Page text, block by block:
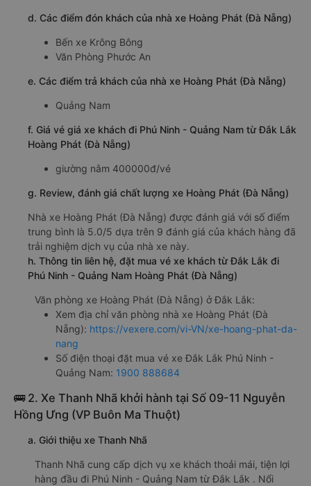
d. Các điểm đón khách của nhà xe Hoàng Phát (Đà Nẵng)
Bến xe Krông Bông
Văn Phòng Phước An
e. Các điểm trả khách của nhà xe Hoàng Phát (Đà Nẵng)
Quảng Nam
f. Giá vé giá xe khách đi Phú Ninh - Quảng Nam từ Đắk Lắk
Hoàng Phát (Đà Nẵng)
giường nằm 400000đ/vé
g. Review, đánh giá chất lượng xe Hoàng Phát (Đà Nẵng)
Nhà xe Hoàng Phát (Đà Nẵng) được đánh giá với số điểm
trung bình là 5.0/5 dựa trên 9 đánh giá của khách hàng đã
trải nghiệm dịch vụ của nhà xe này.
h. Thông tin liên hệ, đặt mua vé xe khách từ Đắk Lắk đi
Phú Ninh - Quảng Nam Hoàng Phát (Đà Nẵng)
Văn phòng xe Hoàng Phát (Đà Nẵng) ở Đắk Lắk:
Xem địa chỉ văn phòng nhà xe Hoàng Phát (Đà
Nẵng): https://vexere.com/vi-VN/xe-hoang-phat-da-
nang
Số điện thoại đặt mua vé xe Đắk Lắk Phú Ninh -
Quảng Nam: 1900 888684
🚌 2. Xe Thanh Nhã khởi hành tại Số 09-11 Nguyễn
Hồng Ưng (VP Buôn Ma Thuột)
a. Giới thiệu xe Thanh Nhã
Thanh Nhã cung cấp dịch vụ xe khách thoải mái, tiện lợi
hàng đầu đi Phú Ninh - Quảng Nam từ Đắk Lắk . Nổi